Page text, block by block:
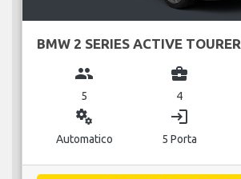
BMW 2 SERIES ACTIVE TOURER
group
5
business_center
4
miscellaneous_services
Automatico
login
5 Porta